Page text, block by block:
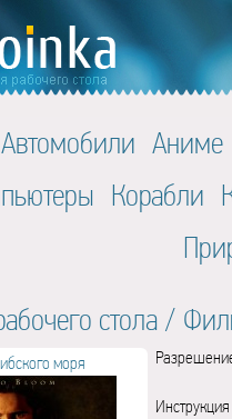
Автомобили Аниме
Корабли
стола/
моря